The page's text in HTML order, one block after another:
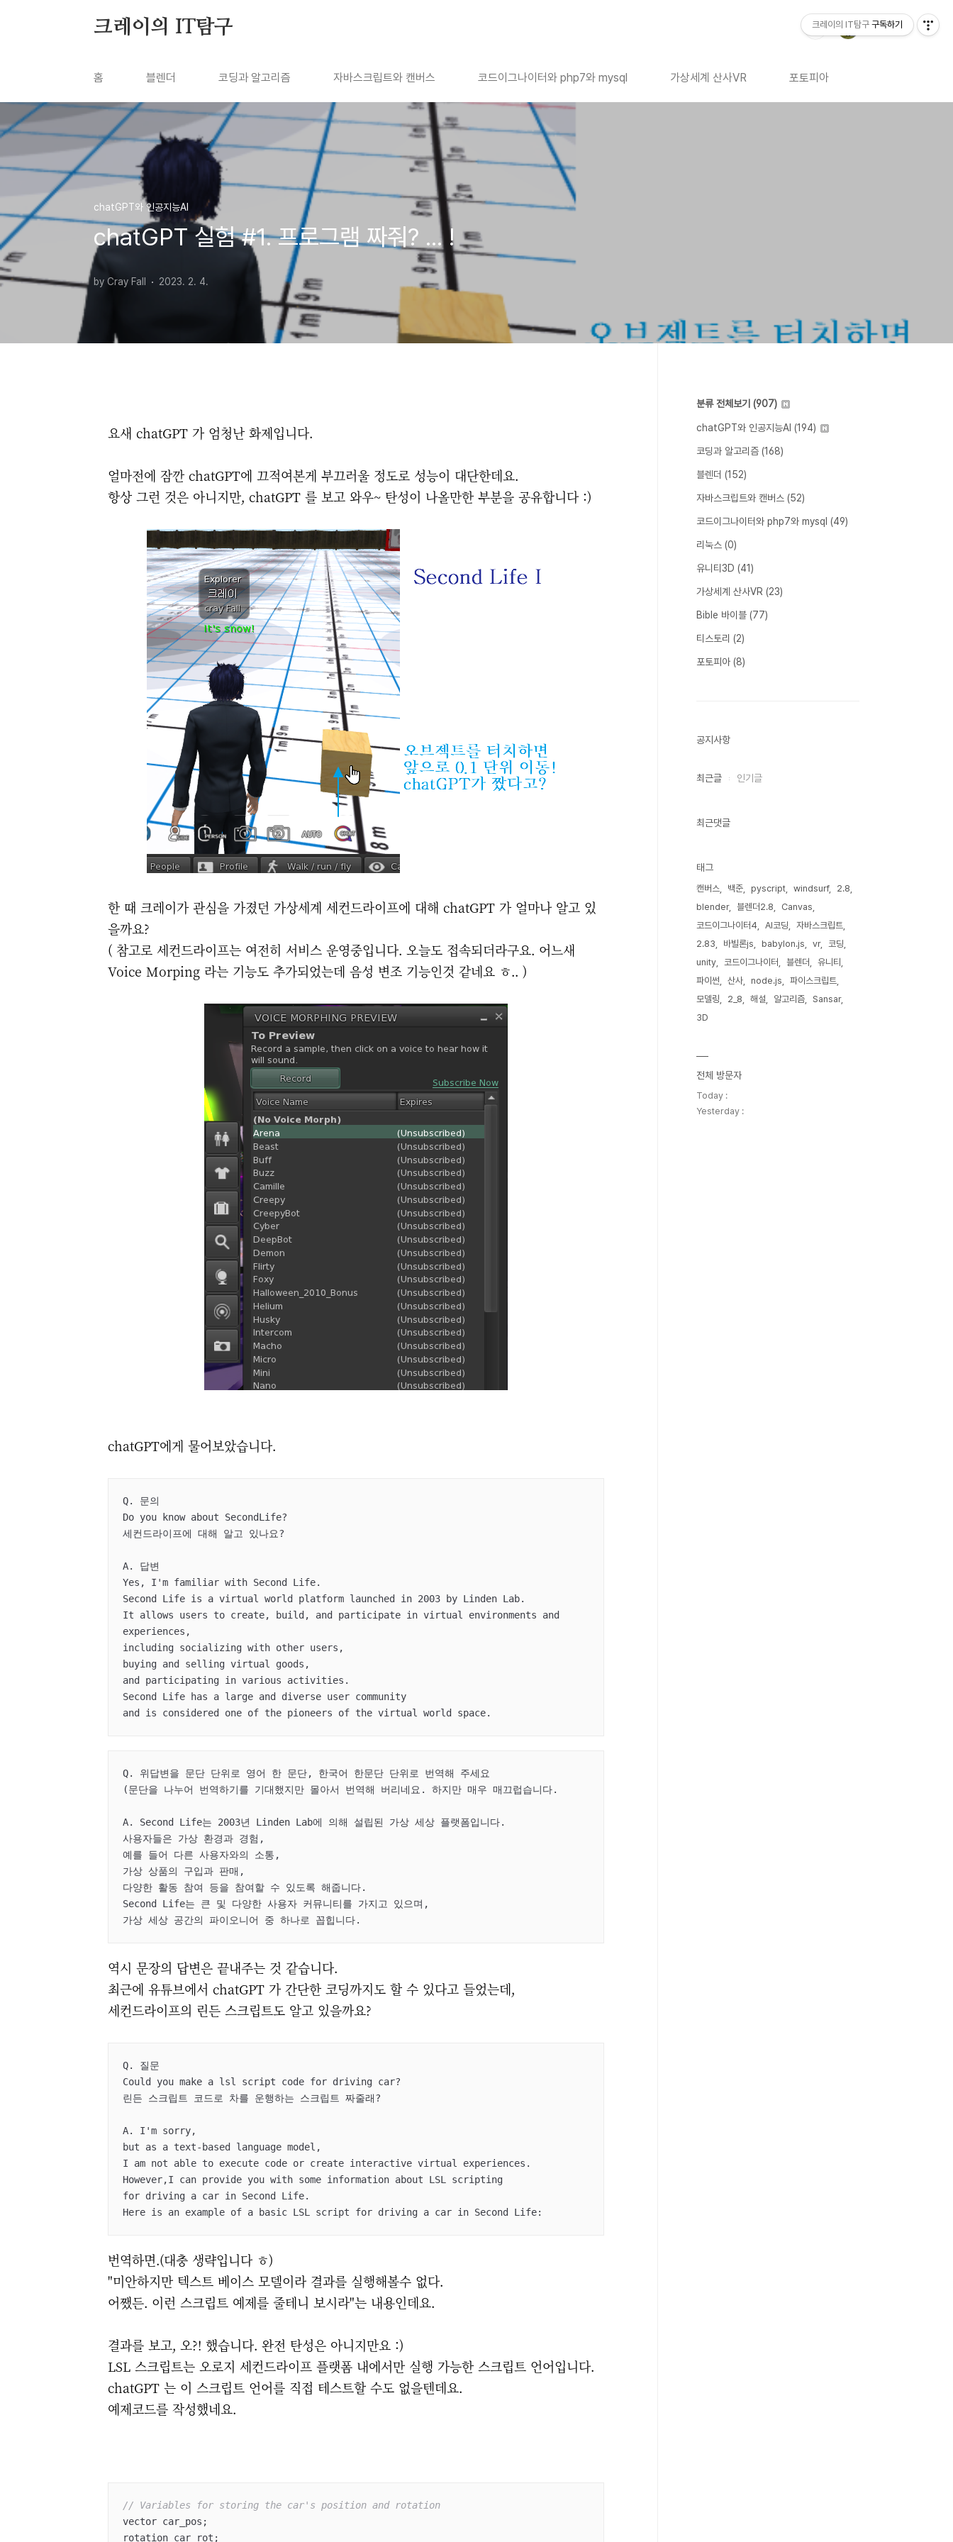
크레이의 IT탐구
홈 블렌더 코딩과 알고리즘 자바스크립트와 캔버스 코드이그나이터와 php7와 mysql 가상세계 산사VR 포토피아
chatGPT와 인공지능AI
chatGPT 실험 #1. 프로그램 짜줘? ... !
by Cray Fall 2023. 2. 4.
요새 chatGPT 가 엄청난 화제입니다.
얼마전에 잠깐 chatGPT에 끄적여본게 부끄러울 정도로 성능이 대단한데요.
항상 그런 것은 아니지만, chatGPT 를 보고 와우~ 탄성이 나올만한 부분을 공유합니다 :)
한 때 크레이가 관심을 가졌던 가상세계 세컨드라이프에 대해 chatGPT 가 얼마나 알고 있
을까요?
( 참고로 세컨드라이프는 여전히 서비스 운영중입니다. 오늘도 접속되더라구요. 어느새
Voice Morping 라는 기능도 추가되었는데 음성 변조 기능인것 같네요 ㅎ.. )
chatGPT에게 물어보았습니다.
Q. 문의
Do you know about SecondLife?
세컨드라이프에 대해 알고 있나요?
A. 답변
Yes, I'm familiar with Second Life.
Second Life is a virtual world platform launched in 2003 by Linden Lab.
It allows users to create, build, and participate in virtual environments and
experiences,
including socializing with other users,
buying and selling virtual goods,
and participating in various activities.
Second Life has a large and diverse user community
and is considered one of the pioneers of the virtual world space.
Q. 위답변을 문단 단위로 영어 한 문단, 한국어 한문단 단위로 번역해 주세요
(문단을 나누어 번역하기를 기대했지만 몰아서 번역해 버리네요. 하지만 매우 매끄럽습니다.
A. Second Life는 2003년 Linden Lab에 의해 설립된 가상 세상 플랫폼입니다.
사용자들은 가상 환경과 경험,
예를 들어 다른 사용자와의 소통,
가상 상품의 구입과 판매,
다양한 활동 참여 등을 참여할 수 있도록 해줍니다.
Second Life는 큰 및 다양한 사용자 커뮤니티를 가지고 있으며,
가상 세상 공간의 파이오니어 중 하나로 꼽힙니다.
역시 문장의 답변은 끝내주는 것 같습니다.
최근에 유튜브에서 chatGPT 가 간단한 코딩까지도 할 수 있다고 들었는데,
세컨드라이프의 린든 스크립트도 알고 있을까요?
Q. 질문
Could you make a lsl script code for driving car?
린든 스크립트 코드로 차를 운행하는 스크립트 짜줄래?
A. I'm sorry,
but as a text-based language model,
I am not able to execute code or create interactive virtual experiences.
However,I can provide you with some information about LSL scripting
for driving a car in Second Life.
Here is an example of a basic LSL script for driving a car in Second Life:
번역하면.(대충 생략입니다 ㅎ)
"미안하지만 텍스트 베이스 모델이라 결과를 실행해볼수 없다.
어쨌든. 이런 스크립트 예제를 줄테니 보시라"는 내용인데요.
결과를 보고, 오?! 했습니다. 완전 탄성은 아니지만요 :)
LSL 스크립트는 오로지 세컨드라이프 플랫폼 내에서만 실행 가능한 스크립트 언어입니다.
chatGPT 는 이 스크립트 언어를 직접 테스트할 수도 없을텐데요.
예제코드를 작성했네요.
// Variables for storing the car's position and rotation
vector car_pos;
rotation car_rot;
분류 전체보기 (907)
chatGPT와 인공지능AI (194)
코딩과 알고리즘 (168)
블렌더 (152)
자바스크립트와 캔버스 (52)
코드이그나이터와 php7와 mysql (49)
리눅스 (0)
유니티3D (41)
가상세계 산사VR (23)
Bible 바이블 (77)
티스토리 (2)
포토피아 (8)
공지사항
최근글 인기글
최근댓글
태그
캔버스 백준 pyscript windsurf
2.8
blender
블렌더2.8
Canvas
코드이그나이터4
AI코딩
자바스크립트
2.83
바빌론js babylon.js vr
코딩
unity
코드이그나이터 블렌더
유니티
파이썬
산사 node.js
파이스크립트
모델링
2_8 해설 알고리즘
Sansar
3D
전체 방문자
Today :
Yesterday :
크레이의 IT탐구 구독하기